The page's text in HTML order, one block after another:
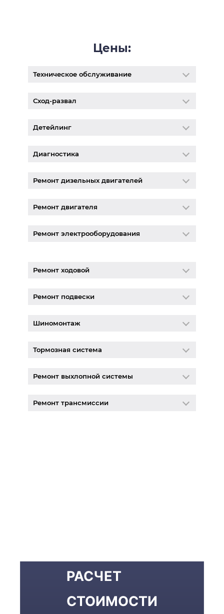
Цены:
Техническое обслуживание
Сход-развал
Детейлинг
Диагностика
Ремонт дизельных двигателей
Ремонт двигателя
Ремонт электрооборудования
Ремонт ходовой
Ремонт подвески
Шиномонтаж
Тормозная система
Ремонт выхлопной системы
Ремонт трансмиссии
РАСЧЕТ
СТОИМОСТИ